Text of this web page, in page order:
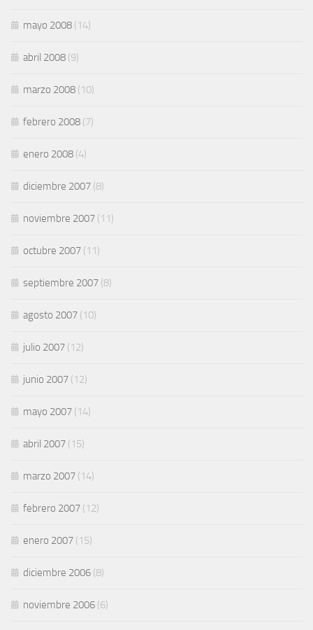
mayo 2008 (14)
abril 2008 (9)
marzo 2008 (10)
febrero 2008 (7)
enero 2008 (4)
diciembre 2007 (8)
noviembre 2007 (11)
octubre 2007 (11)
septiembre 2007 (8)
agosto 2007 (10)
julio 2007 (12)
junio 2007 (12)
mayo 2007 (14)
abril 2007 (15)
marzo 2007 (14)
febrero 2007 (12)
enero 2007 (15)
diciembre 2006 (8)
noviembre 2006 (6)